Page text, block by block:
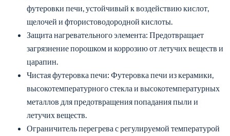
футеровки печи, устойчивый к воздействию кислот,
щелочей и фтористоводородной кислоты.
Защита нагревательного элемента: Предотвращает
загрязнение порошком и коррозию от летучих веществ и
царапин.
Чистая футеровка печи: Футеровка печи из керамики,
высокотемпературного стекла и высокотемпературных
металлов для предотвращения попадания пыли и
летучих веществ.
Ограничитель перегрева с регулируемой температурой